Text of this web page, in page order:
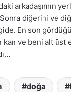
arkadaşımın
diğerini ve
En son
kan ve beni alt üst
doğa